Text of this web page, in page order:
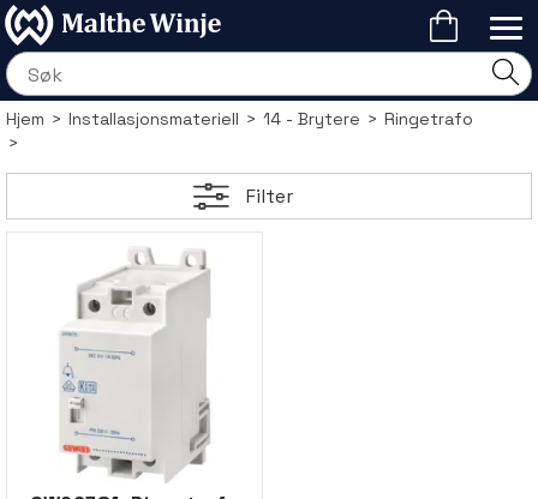
Hjem>Installasjonsmateriell>14 - Brytere>Ringetrafo
>
Filter